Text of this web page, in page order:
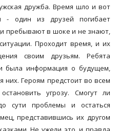
дружба. Время шло и вот
- один из друзей погибает
пребывают в шоке и не знают,
Проходит время, и их
своим друзьям. Ребята
была информация о будущем,
них. Героям предстоит во всем
угрозу. Смогут ли
сути проблемы и остаться
представившись их другом